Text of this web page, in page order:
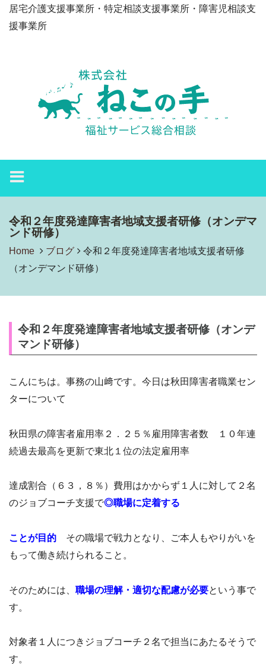
居宅介護支援事業所・特定相談支援事業所・障害児相談支
援事業所
令和２年度発達障害者地域支援者研修（オンデマ
ンド研修）
Home ブログ
令和２年度発達障害者地域支援者研修
（オンデマンド研修）
令和２年度発達障害者地域支援者研修（オンデ
マンド研修）
こんにちは。事務の山﨑です。今日は秋田障害者職業セン
ターについて
秋田県の障害者雇用率２．２５％雇用障害者数 １０年連
続過去最高を更新で東北１位の法定雇用率
達成割合（６３，８％）費用はかからず１人に対して２名
のジョブコーチ支援で◎職場に定着する
ことが目的 その職場で戦力となり、ご本人もやりがいを
もって働き続けられること。
そのためには、 職場の理解・適切な配慮が必要という事で
す。
対象者１人につきジョブコーチ２名で担当にあたるそうで
す。